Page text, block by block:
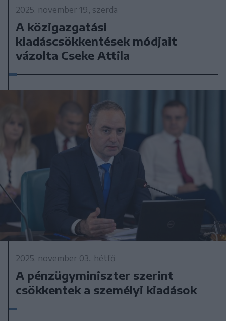
2025. november 19., szerda
A közigazgatási
kiadáscsökkentések módjait
vázolta Cseke Attila
2025. november 03., hétfő
A pénzügyminiszter szerint
csökkentek a személyi kiadások